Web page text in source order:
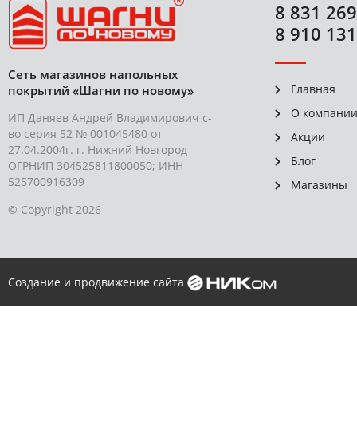
Сеть магазинов напольных
покрытий «Шагни по новому»
ИП Даняев Андрей Владимирович с-
во серия 52 № 001045480 от
27.04.2004г. г. Нижний Новгород
ОГРНИП 304525811800050; ИНН
525700916309
© Copyright 2026
8 831
8 910
Главная
О компании
Акции
Блог
Магазины
Создание и продвижение сайта